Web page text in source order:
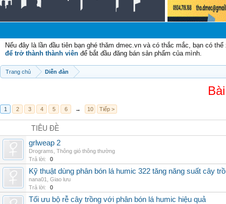
Nếu đây là lần đầu tiên bạn ghé thăm dmec.vn và có thắc mắc, bạn có
để trở thành thành viên để bắt đầu đăng bán sản phẩm của mình.
Trang chủ Diễn đàn
1 2 3 4 5 6 → 10 Tiếp >
TIÊU ĐỀ
grlweap 2
Drograms Thông gió thông thường
Trả lời:
0
Kỹ thuật dùng phân bón lá humic 322 tăng năng suất cây
nana01
Giao lưu
Trả lời:
0
Tối ưu bộ rễ cây trồng với phân bón lá humic hiệu quả